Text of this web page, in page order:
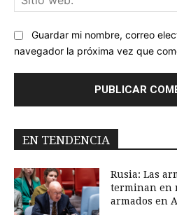
Guardar mi nombre, correo
navegador la próxima vez que
EN TENDENCIA
Rusia: Las
terminan en
armados en